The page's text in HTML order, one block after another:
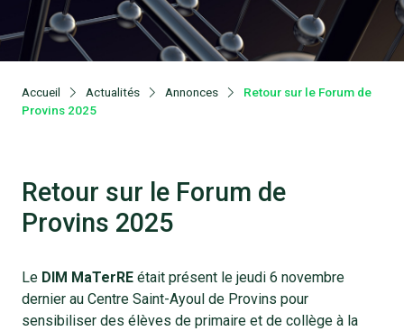
Accueil Actualités Annonces
Retour sur le Forum de
Provins 2025
Retour sur le Forum de
Provins 2025
Le DIM MaTerRE était présent le jeudi 6 novembre
dernier au Centre Saint-Ayoul de Provins pour
sensibiliser des élèves de primaire et de collège à la